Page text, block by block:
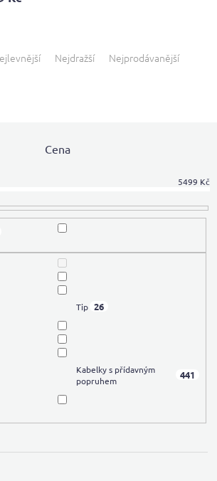
Nejdražší
Nejprodávanější
Cena
5499 Kč
Tip 26
Kabelky s přídavným
popruhem
441